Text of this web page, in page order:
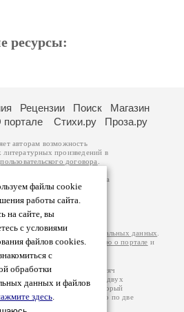
ресурсы:
файлы cookie
работы сайта.
на сайте, вы
с условиями
файлов cookies.
с
обработки
данных и файлов
здесь.
Рецензии Поиск
Магазин
Стихи.ру Проза.ру
авторам возможность
произведений в
пользовательского договора
принадлежат авторам
произведений возможна
к которому вы можете
Ответственность за
самостоятельно на
изаконодательства
Политики обработки персональных данных
более подробнуюинформацию о портале и
Стихи.ру – порядка 200 тысяч
сумме просматривают более двух
счетчика посещаемости, который
В каждой графе указано по две
и количество посетителей.